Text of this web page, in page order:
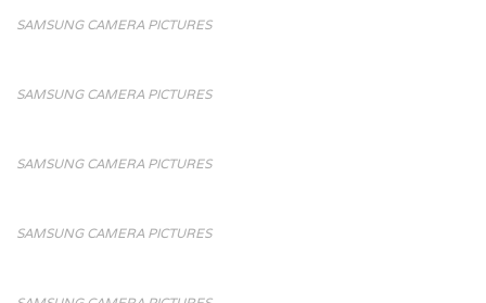
SAMSUNG CAMERA PICTURES
SAMSUNG CAMERA PICTURES
SAMSUNG CAMERA PICTURES
SAMSUNG CAMERA PICTURES